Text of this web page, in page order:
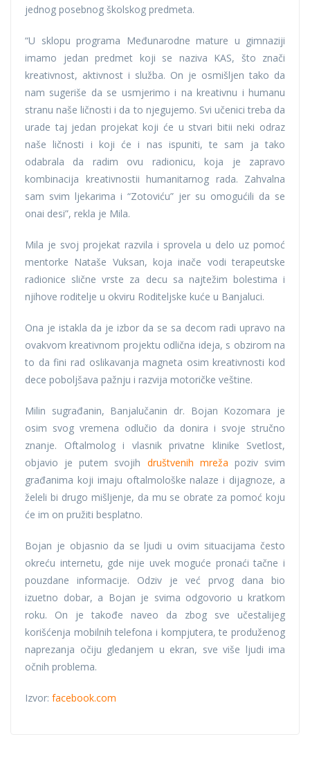
jednog posebnog školskog predmeta.
“U sklopu programa Međunarodne mature u gimnaziji
imamo jedan predmet koji se naziva KAS, što znači
kreativnost, aktivnost i služba. On je osmišljen tako da
nam sugeriše da se usmjerimo i na kreativnu i humanu
stranu naše ličnosti i da to njegujemo. Svi učenici treba da
urade taj jedan projekat koji će u stvari bitii neki odraz
naše ličnosti i koji će i nas ispuniti, te sam ja tako
odabrala da radim ovu radionicu, koja je zapravo
kombinacija kreativnostii humanitarnog rada. Zahvalna
sam svim ljekarima i “Zotoviću” jer su omogućili da se
onai desi”, rekla je Mila.
Mila je svoj projekat razvila i sprovela u delo uz pomoć
mentorke Nataše Vuksan, koja inače vodi terapeutske
radionice slične vrste za decu sa najtežim bolestima i
njihove roditelje u okviru Roditeljske kuće u Banjaluci.
Ona je istakla da je izbor da se sa decom radi upravo na
ovakvom kreativnom projektu odlična ideja, s obzirom na
to da fini rad oslikavanja magneta osim kreativnosti kod
dece poboljšava pažnju i razvija motoričke veštine.
Milin sugrađanin, Banjalučanin dr. Bojan Kozomara je
osim svog vremena odlučio da donira i svoje stručno
znanje. Oftalmolog i vlasnik privatne klinike Svetlost,
objavio je putem svojih društvenih mreža poziv svim
građanima koji imaju oftalmološke nalaze i dijagnoze, a
želeli bi drugo mišljenje, da mu se obrate za pomoć koju
će im on pružiti besplatno.
Bojan je objasnio da se ljudi u ovim situacijama često
okreću internetu, gde nije uvek moguće pronaći tačne i
pouzdane informacije. Odziv je već prvog dana bio
izuetno dobar, a Bojan je svima odgovorio u kratkom
roku. On je takođe naveo da zbog sve učestalijeg
korišćenja mobilnih telefona i kompjutera, te produženog
naprezanja očiju gledanjem u ekran, sve više ljudi ima
očnih problema.
Izvor: facebook.com